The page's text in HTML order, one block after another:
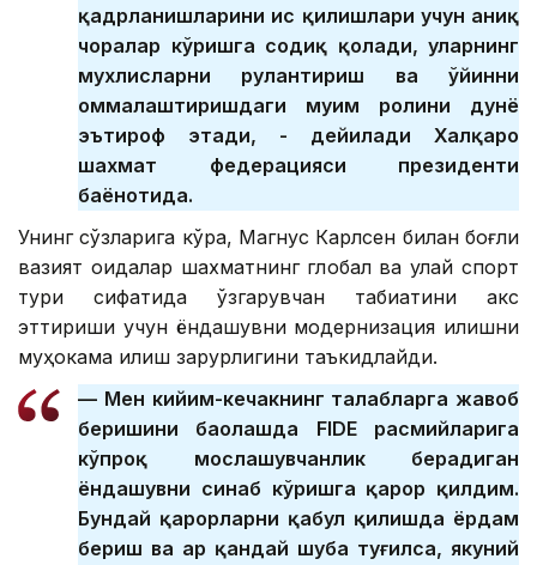
қадрланишларини ҳис қилишлари учун аниқ
чоралар кўришга содиқ қолади, уларнинг
мухлисларни руҳлантириш ва ўйинни
оммалаштиришдаги муҳим ролини дунё
эътироф этади, - дейилади Халқаро
шахмат федерацияси президенти
баёнотида.
Унинг сўзларига кўра, Магнус Карлсен билан боғлиқ
вазият қоидалар шахматнинг глобал ва қулай спорт
тури сифатида ўзгарувчан табиатини акс
эттириши учун ёндашувни модернизация қилишни
муҳокама қилиш зарурлигини таъкидлайди.
— Мен кийим-кечакнинг талабларга жавоб
беришини баҳолашда FIDE расмийларига
кўпроқ мослашувчанлик берадиган
ёндашувни синаб кўришга қарор қилдим.
Бундай қарорларни қабул қилишда ёрдам
бериш ва ҳар қандай шубҳа туғилса, якуний